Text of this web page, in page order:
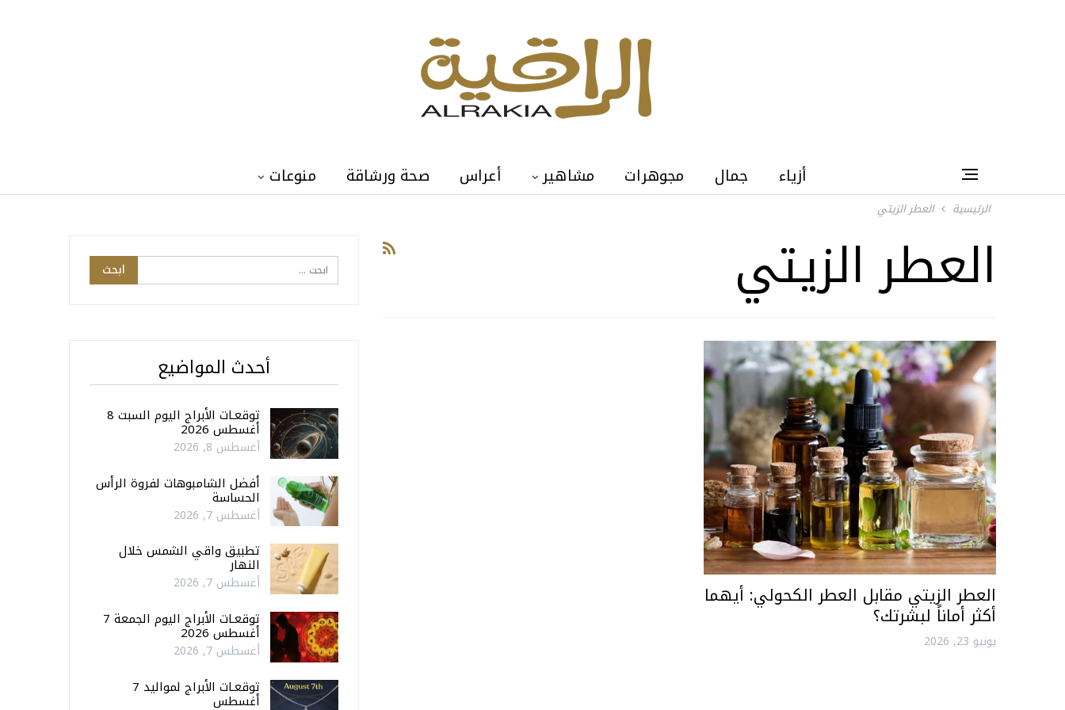
أزياء جمال مجوهرات مشاهير أعراس صحة ورشاقة منوعات
الرئيسية العطر الزيتي
العطر الزيتي
العطر الزيتي مقابل العطر الكحولي: أيهما
أكثر أماناً لبشرتك؟
يونيو 23, 2026
أحدث المواضيع
توقعـات الأبراج اليوم السبت 8
أغسطس 2026
أغسطس 8, 2026
أفضل الشامبوهات لفروة الرأس
الحساسة
أغسطس 7, 2026
تطبيق واقي الشمس خلال
النهار
أغسطس 7, 2026
توقعـات الأبراج اليوم الجمعة 7
أغسطس 2026
أغسطس 7, 2026
توقعـات الأبراج لمواليد 7
أغسطس